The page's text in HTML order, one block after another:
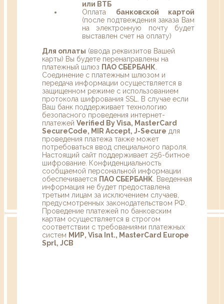
или ВТБ
Оплата банковской картой
(после подтвеждения заказа Вам
на электронную почту будет
выставлен счет на оплату)
Для оплаты (ввода реквизитов Вашей
карты) Вы будете перенаправлены на
платежный шлюз ПАО СБЕРБАНК
Соединение с платежным шлюзом и
передача информации осуществляется в
защищенном режиме с использованием
протокола шифрования SSL. В случае если
Ваш банк поддерживает технологию
безопасного проведения интернет-
платежей Verified By Visa, MasterCard
SecureCode, MIR Accept, J-Secure для
проведения платежа также может
потребоваться ввод специального пароля.
Настоящий сайт поддерживает 256-битное
шифрование. Конфиденциальность
сообщаемой персональной информации
обеспечивается ПАО СБЕРБАНК . Введенная
информация не будет предоставлена
третьим лицам за исключением случаев,
предусмотренных законодательством РФ.
Проведение платежей по банковским
картам осуществляется в строгом
соответствии с требованиями платежных
систем МИР, Visa Int., MasterCard Europe
Sprl, JCB